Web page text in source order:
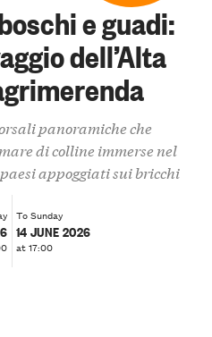
e guadi:
dell’Alta
panoramiche che
di colline immerse nel
appoggiati sui bricchi
To Sunday
14 JUNE 2026
at 17:00